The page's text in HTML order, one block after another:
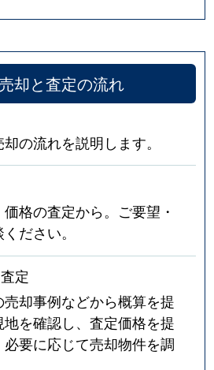
却と査定の流れ
の流れを説明します。
格の査定から。ご要望・
ださい。
定
却事例などから概算を提
を確認し、査定価格を提
要に応じて売却物件を調